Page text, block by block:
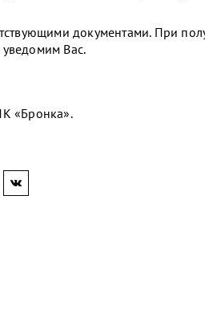
документами. При
Вас.
«Бронка».